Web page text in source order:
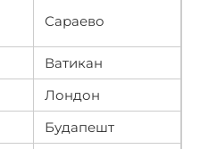
Сараево
Ватикан
Лондон
Будапешт